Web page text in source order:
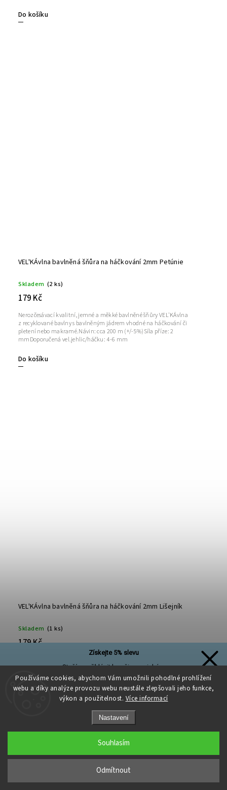
Používáme cookies, abychom Vám umožnili pohodlné prohlížení
webu a díky analýze provozu webu neustále zlepšovali jeho funkce,
výkon a použitelnost. Více informací
Nastavení
Odmítnout
Souhlasím
Do košíku
VEL'KÁvlna bavlněná šňůra na háčkování 2mm Petúnie
Skladem (2 ks)
179 Kč
Do košíku
Nerozčesávací kvalitní, jemné a měkké bavlněné šňůry VEL'KÁvlna
z recyklované bavlny s bavlněným jádrem vhodné na háčkování či
pletení nebo makramé.Návin: cca 200 m (+/-5%)Síla příze: 2
mmDoporučená vel.jehlic/háčku: 4-6 mm
VEL'KÁvlna bavlněná šňůra na háčkování 2mm Lišejník
Skladem (1 ks)
179 Kč
z recyklované bavlny s bavlněným jádrem vhodné na háčkování či
pletení nebo makramé.Návin: cca 200 m (+/-5%)Síla příze: 2
mmDoporučená vel.jehlic/háčku: 4-6 mm
Získejte 5% slevu
Stačí se přihlásit k našim novinkám
a sleva na první nákup je Vaše!
Přihlásit se a získat slevu